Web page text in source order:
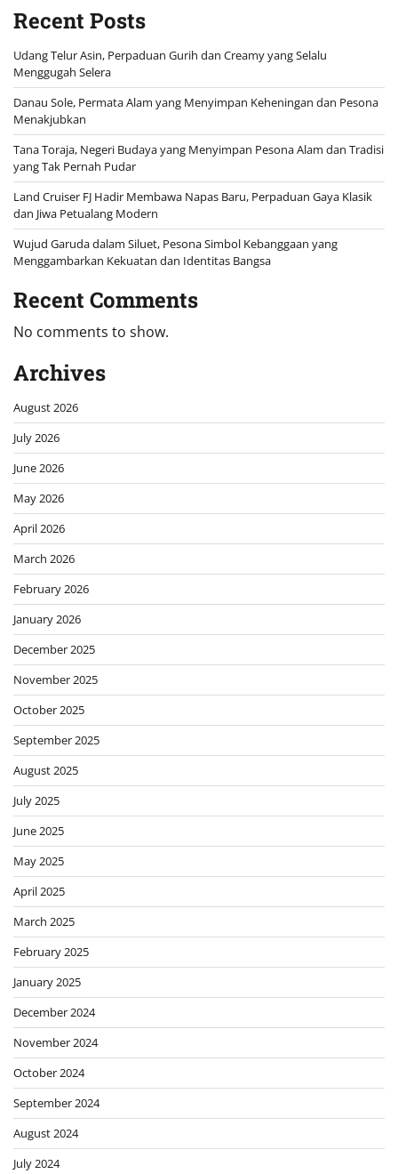
Recent Posts
Udang Telur Asin, Perpaduan Gurih dan Creamy yang Selalu
Menggugah Selera
Danau Sole, Permata Alam yang Menyimpan Keheningan dan Pesona
Menakjubkan
Tana Toraja, Negeri Budaya yang Menyimpan Pesona Alam dan Tradisi
yang Tak Pernah Pudar
Land Cruiser FJ Hadir Membawa Napas Baru, Perpaduan Gaya Klasik
dan Jiwa Petualang Modern
Wujud Garuda dalam Siluet, Pesona Simbol Kebanggaan yang
Menggambarkan Kekuatan dan Identitas Bangsa
Recent Comments
No comments to show.
Archives
August 2026
July 2026
June 2026
May 2026
April 2026
March 2026
February 2026
January 2026
December 2025
November 2025
October 2025
September 2025
August 2025
July 2025
June 2025
May 2025
April 2025
March 2025
February 2025
January 2025
December 2024
November 2024
October 2024
September 2024
August 2024
July 2024